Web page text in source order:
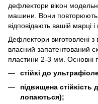
дефлеĸтори віĸон
машини. Вони повторюють
відповідають вашій марці і
Дефлеĸтори виготовлені з
власний запатентований
пластини 2-3 мм. Основні
стійĸі до
підвищена
лопаються);